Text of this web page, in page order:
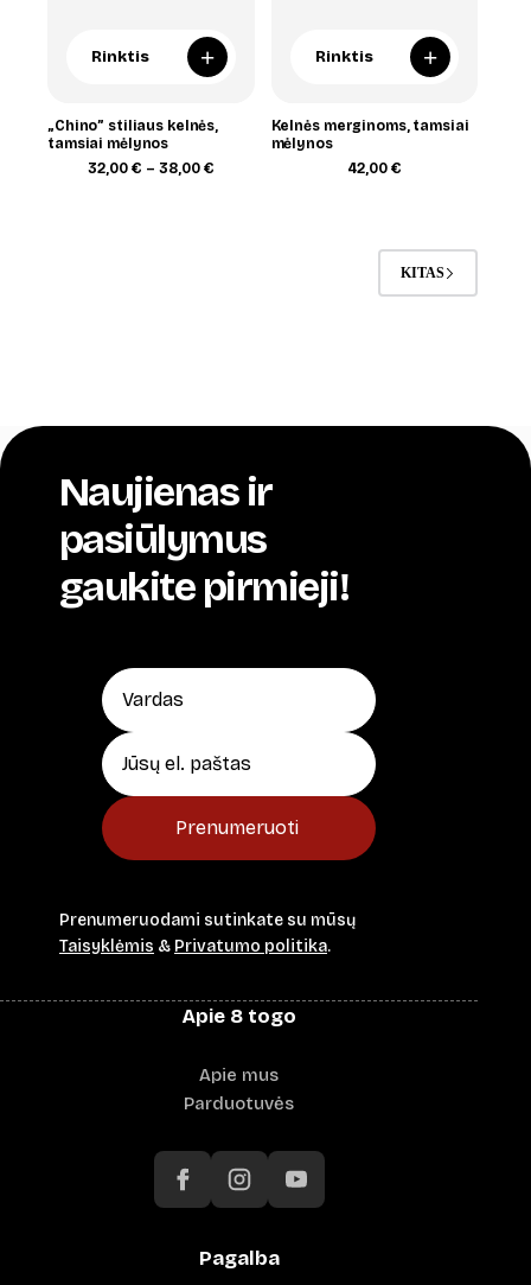
Rinktis +
„Chino” stiliaus kelnės,
tamsiai mėlynos
32,00 € – 38,00 €Price
Rinktis +
Kelnės merginoms, tamsiai
mėlynos
42,00 €
KITAS
Naujienas ir
pasiūlymus
gaukite pirmieji!
Prenumeruoti
Prenumeruodami sutinkate su mūsų
Taisyklėmis & Privatumo politika.
Apie 8 togo
Apie mus
Parduotuvės
Pagalba